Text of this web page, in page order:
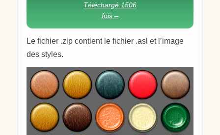
Téléchargé 1506
fois –
Le fichier .zip contient le fichier .asl et l’image
des styles.